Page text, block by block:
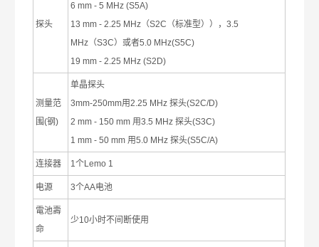
探头
6 mm - 5 MHz (S5A)
13 mm - 2.25 MHz （S2C （标准型）），3.5
MHz （S3C）或者5.0 MHz(S5C)
19 mm - 2.25 MHz (S2D)
测量范
围(钢)
单晶探头
3mm-250mm用2.25 MHz探头(S2C/D)
2 mm - 150 mm 用3.5 MHz探头(S3C)
1 mm - 50 mm 用5.0 MHz探头(S5C/A)
连接器 1个Lemo 1
电源 3个AA电池
電池壽
命
少10小时不间断使用